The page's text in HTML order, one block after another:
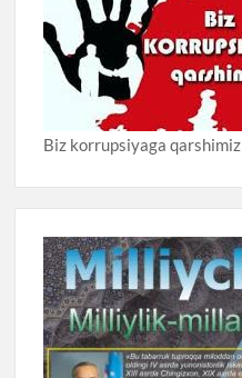
Biz korrupsiyaga qarshimiz